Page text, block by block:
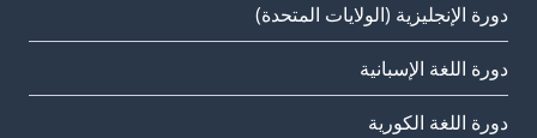
دورة الإنجليزية (الولايات المتحدة)
دورة اللغة الإسبانية
دورة اللغة الكورية